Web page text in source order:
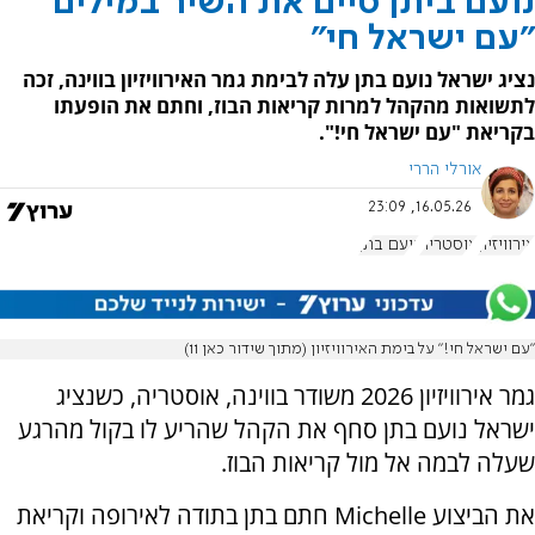
"עם ישראל חי"
נציג ישראל נועם בתן עלה לבימת גמר האירוויזיון בווינה, זכה
לתשואות מהקהל למרות קריאות הבוז, וחתם את הופעתו
בקריאת "עם ישראל חי!".
אורלי הררי
16.05.26, 23:09
אירוויזיון אוסטריה נועם בתן
"עם ישראל חי!" על בימת האירוויזיון (מתוך שידור כאן 11)
גמר אירוויזיון 2026 משודר בווינה, אוסטריה, כשנציג
ישראל נועם בתן סחף את הקהל שהריע לו בקול מהרגע
שעלה לבמה אל מול קריאות הבוז.
את הביצוע Michelle חתם בתן בתודה לאירופה וקריאת